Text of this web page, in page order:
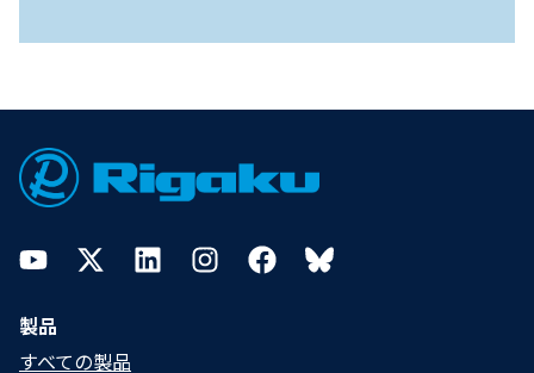
Footer
YouTubeTwitterLinkedInInstagramFacebookBluesky
製品
すべての製品